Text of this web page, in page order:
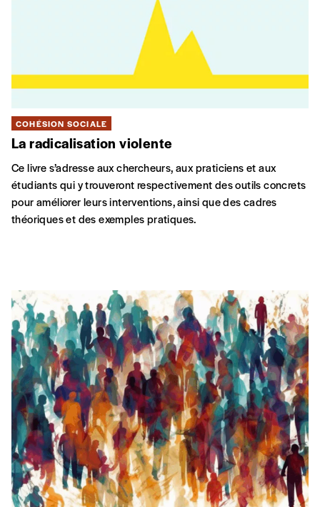
COHÉSION SOCIALE
La radicalisation violente
Ce livre s’adresse aux chercheurs, aux praticiens et aux
étudiants qui y trouveront respectivement des outils concrets
pour améliorer leurs interventions, ainsi que des cadres
théoriques et des exemples pratiques.